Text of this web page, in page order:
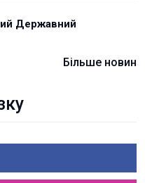
Державний
Більше новин